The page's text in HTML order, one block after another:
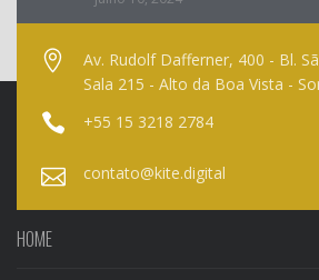
Av. Rudolf Dafferner, 400 - Bl.
Sala 215 - Alto da Boa Vista -
+55 15 3218 2784
contato@kite.digital
HOME